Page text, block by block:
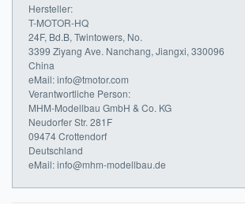
Hersteller:
T-MOTOR-HQ
24F, Bd.B, Twintowers, No.
3399 Ziyang Ave. Nanchang, Jiangxi, 330096
China
eMail: info@tmotor.com
Verantwortliche Person:
MHM-Modellbau GmbH & Co. KG
Neudorfer Str. 281F
09474 Crottendorf
Deutschland
eMail: info@mhm-modellbau.de